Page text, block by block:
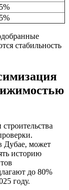
стабильность
Дубае, может
историю
до 80%
году.